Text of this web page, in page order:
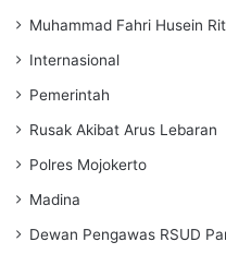
Muhammad Fahri Husein
Internasional
Pemerintah
Rusak Akibat Arus Lebaran
Polres Mojokerto
Madina
Dewan Pengawas RSUD